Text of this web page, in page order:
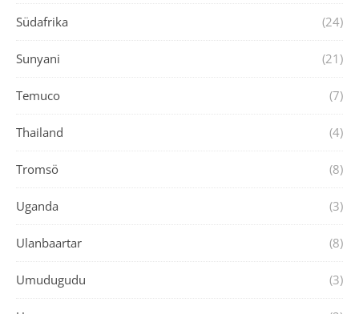
Südafrika (24)
Sunyani (21)
Temuco (7)
Thailand (4)
Tromsö (8)
Uganda (3)
Ulanbaartar (8)
Umudugudu (3)